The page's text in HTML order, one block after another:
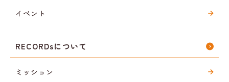
イベント
RECORDsについて
ミッション